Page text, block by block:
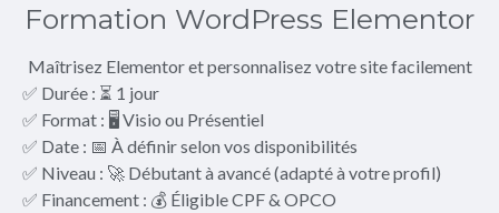
Formation WordPress Elementor
Maîtrisez Elementor et personnalisez votre site facilement
✅ Durée : ⏳ 1 jour
✅ Format : 🖥️ Visio ou Présentiel
✅ Date : 📅 À définir selon vos disponibilités
✅ Niveau : 🚀 Débutant à avancé (adapté à votre profil)
✅ Financement : 💰 Éligible CPF & OPCO